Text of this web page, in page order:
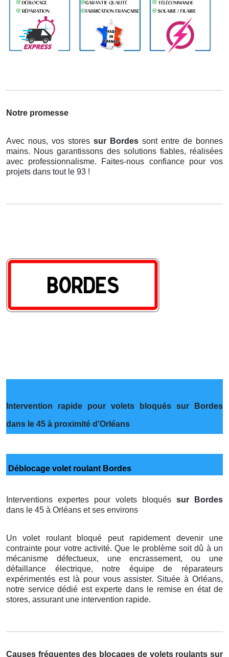
Notre promesse
Avec nous, vos stores sur Bordes sont entre de bonnes
mains. Nous garantissons des solutions fiables, réalisées
avec professionnalisme. Faites-nous confiance pour vos
projets dans tout le 93 !
Intervention rapide pour volets bloqués sur Bordes
dans le 45 à proximité d’Orléans
Déblocage volet roulant Bordes
Interventions expertes pour volets bloqués sur Bordes
dans le 45 à Orléans et ses environs
Un volet roulant bloqué peut rapidement devenir une
contrainte pour votre activité. Que le problème soit dû à un
mécanisme défectueux, une encrassement, ou une
défaillance électrique, notre équipe de réparateurs
expérimentés est là pour vous assister. Située à Orléans,
notre service dédié est experte dans le remise en état de
stores, assurant une intervention rapide.
Causes fréquentes des blocages de volets roulants sur